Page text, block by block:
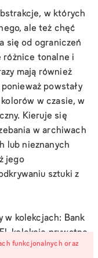
w których
ale też chęć
się od ograniczeń
różnice tonalne i
mają również
powstały
w czasie, w
Kieruje się
w archiwach
lub nieznanych
jego
sztuki z
w kolekcjach: Bank
kolekcje prywatne
Monako,
funkcjonalnych oraz